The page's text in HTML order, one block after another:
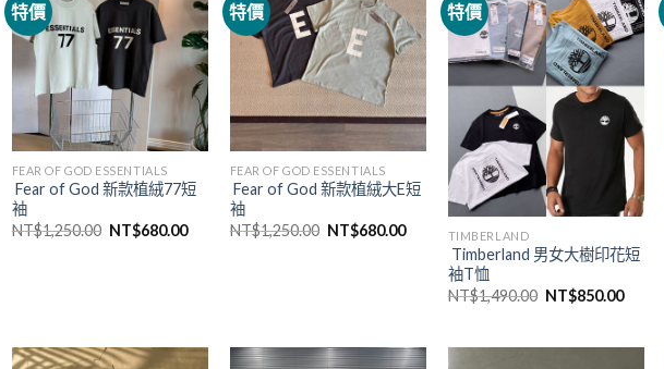
特價
FEAR OF GOD ESSENTIALS
Fear of God 新款植絨77短
袖
NT$1,250.00 NT$680.00
特價
FEAR OF GOD ESSENTIALS
Fear of God 新款植絨大E短
袖
NT$1,250.00 NT$680.00
特價
TIMBERLAND
Timberland 男女大樹印花短
袖T恤
NT$1,490.00 NT$850.00